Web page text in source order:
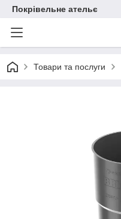
Покрівельне ательє
Товари та послуги